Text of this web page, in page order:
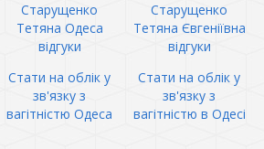
Старущенко
Тетяна Одеса
відгуки
Старущенко
Тетяна Євгеніївна
відгуки
Стати на облік у
зв'язку з
вагітністю Одеса
Стати на облік у
зв'язку з
вагітністю в Одесі